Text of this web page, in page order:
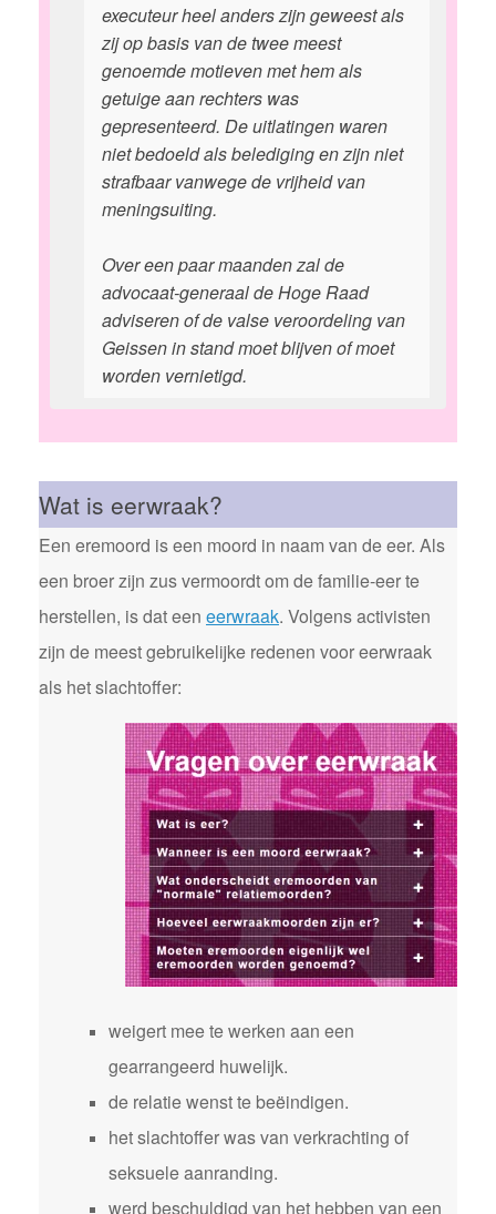
executeur heel anders zijn geweest als
zij op basis van de twee meest
genoemde motieven met hem als
getuige aan rechters was
gepresenteerd. De uitlatingen waren
niet bedoeld als belediging en zijn niet
strafbaar vanwege de vrijheid van
meningsuiting.
Over een paar maanden zal de
advocaat-generaal de Hoge Raad
adviseren of de valse veroordeling van
Geissen in stand moet blijven of moet
worden vernietigd.
Wat is eerwraak?
Een eremoord is een moord in naam van de eer. Als
een broer zijn zus vermoordt om de familie-eer te
herstellen, is dat een eerwraak. Volgens activisten
zijn de meest gebruikelijke redenen voor eerwraak
als het slachtoffer:
weigert mee te werken aan een
gearrangeerd huwelijk.
de relatie wenst te beëindigen.
het slachtoffer was van verkrachting of
seksuele aanranding.
werd beschuldigd van het hebben van een